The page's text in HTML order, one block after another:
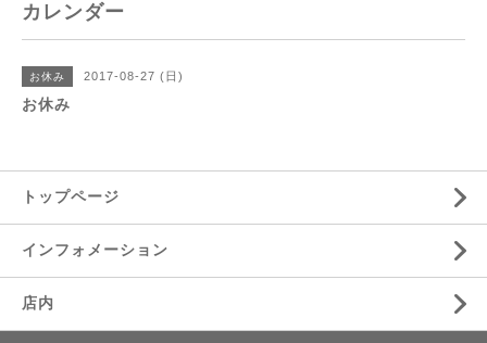
カレンダー
お休み 2017-08-27 (日)
お休み
トップページ
インフォメーション
店内